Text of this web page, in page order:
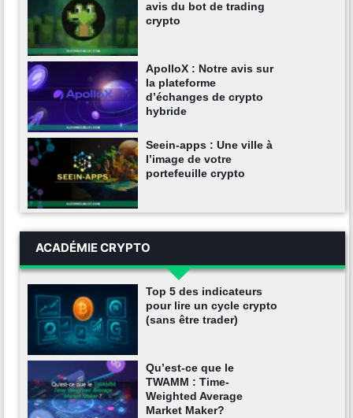
avis du bot de trading
crypto
ApolloX : Notre avis sur
la plateforme
d’échanges de crypto
hybride
Seein-apps : Une ville à
l’image de votre
portefeuille crypto
ACADÉMIE CRYPTO
Top 5 des indicateurs
pour lire un cycle crypto
(sans être trader)
Qu’est-ce que le
TWAMM : Time-
Weighted Average
Market Maker?